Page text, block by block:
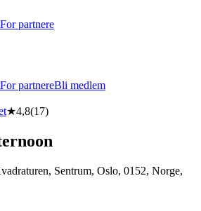
For partnere
For partnereBli medlem
★4,8(17)
Sentrum, Oslo, 0152, Norge,